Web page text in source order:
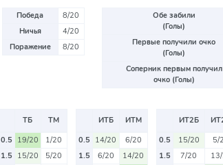
Победа
8/20
Ничья
4/20
Поражение
8/20
Обе забили
(Голы)
Первые получили очко
(Голы)
Соперник первым получил
очко (Голы)
ТБ
ТМ
0.5 19/20
1/20
1.5 15/20
5/20
ИТБ
ИТМ
0.5 14/20
6/20
1.5
6/20
14/20
ИТ2Б
0.5
15/20
5/
1.5
7/20